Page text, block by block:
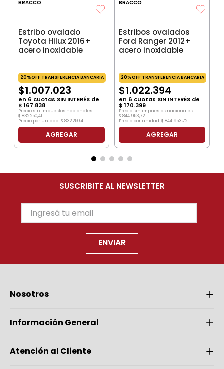
BRACCO
Estribo ovalado
Toyota Hilux 2016+
acero inoxidable
20%OFF TRANSFERENCIA BANCARIA
$1.007.023
en 6 cuotas SIN INTERÉS de
$ 167.838
Precio sin impuestos nacionales:
$ 832.250,41
Precio por unidad:$ 832.250,41
AGREGAR
BRACCO
Estribos ovalados
Ford Ranger 2012+
acero inoxidable
20%OFF TRANSFERENCIA BANCARIA
$1.022.394
en 6 cuotas SIN INTERÉS de
$ 170.399
Precio sin impuestos nacionales:
$ 844.953,72
Precio por unidad:$ 844.953,72
AGREGAR
SUSCRIBITE AL NEWSLETTER
ENVIAR
Nosotros
Información General
Atención al Cliente